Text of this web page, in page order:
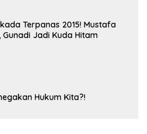
Terpanas 2015! Mustafa
Gunadi Jadi Kuda Hitam
Hukum Kita?!